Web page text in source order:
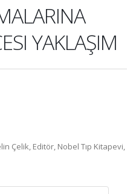
YAKLAŞIM
Çelik, Editör, Nobel Tıp Kitapevi,